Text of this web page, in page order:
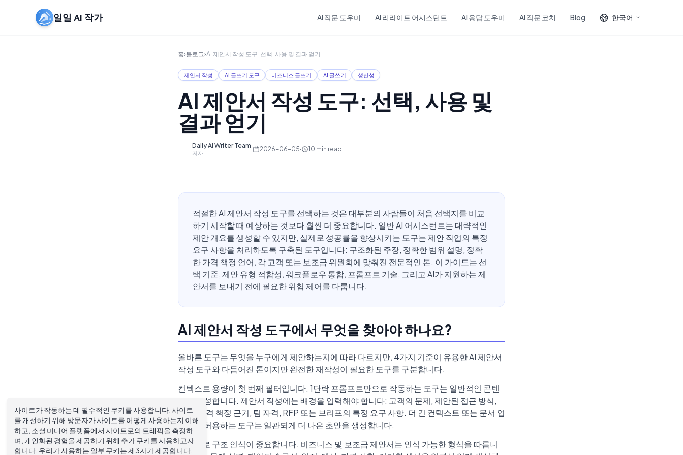
일일 AI 작가 AI 작문 도우미 AI 리라이트 어시스턴트 AI 응답 도우미 AI 작문 코치 Blog 한국어
홈›블로그›AI 제안서 작성 도구: 선택, 사용 및 결과 얻기
제안서 작성 AI 글쓰기 도구 비즈니스 글쓰기 AI 글쓰기 생산성
AI 제안서 작성 도구: 선택, 사용 및
결과 얻기
Daily AI Writer Team
저자
· 2026-06-05· 10 min read
적절한 AI 제안서 작성 도구를 선택하는 것은 대부분의 사람들이 처음 선택지를 비교
하기 시작할 때 예상하는 것보다 훨씬 더 중요합니다. 일반 AI 어시스턴트는 대략적인
제안 개요를 생성할 수 있지만, 실제로 성공률을 향상시키는 도구는 제안 작업의 특정
요구 사항을 처리하도록 구축된 도구입니다: 구조화된 주장, 정확한 범위 설명, 정확
한 가격 책정 언어, 각 고객 또는 보조금 위원회에 맞춰진 전문적인 톤. 이 가이드는 선
택 기준, 제안 유형 적합성, 워크플로우 통합, 프롬프트 기술, 그리고 AI가 지원하는 제
안서를 보내기 전에 필요한 위험 제어를 다룹니다.
AI 제안서 작성 도구에서 무엇을 찾아야 하나요?
올바른 도구는 무엇을 누구에게 제안하는지에 따라 다르지만, 4가지 기준이 유용한 AI 제안서
작성 도구와 다듬어진 톤이지만 완전한 재작성이 필요한 도구를 구분합니다.
컨텍스트 용량이 첫 번째 필터입니다. 1단락 프롬프트만으로 작동하는 도구는 일반적인 콘텐
츠를 생성합니다. 제안서 작성에는 배경을 입력해야 합니다: 고객의 문제, 제안된 접근 방식,
일정, 가격 책정 근거, 팀 자격, RFP 또는 브리프의 특정 요구 사항. 더 긴 컨텍스트 또는 문서 업
로드를 허용하는 도구는 일관되게 더 나은 초안을 생성합니다.
다음으로 구조 인식이 중요합니다. 비즈니스 및 보조금 제안서는 인식 가능한 형식을 따릅니
사이트가 작동하는 데 필수적인 쿠키를 사용합니다. 사이트
를 개선하기 위해 방문자가 사이트를 어떻게 사용하는지 이해
하고, 소셜 미디어 플랫폼에서 사이트로의 트래픽을 측정하
며, 개인화된 경험을 제공하기 위해 추가 쿠키를 사용하고자
합니다. 우리가 사용하는 일부 쿠키는 제3자가 제공합니다.